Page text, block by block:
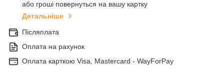
або гроші повернуться на вашу картку
Детальніше
Післяплата
Оплата на рахунок
Оплата карткою Visa, Mastercard - WayForPay